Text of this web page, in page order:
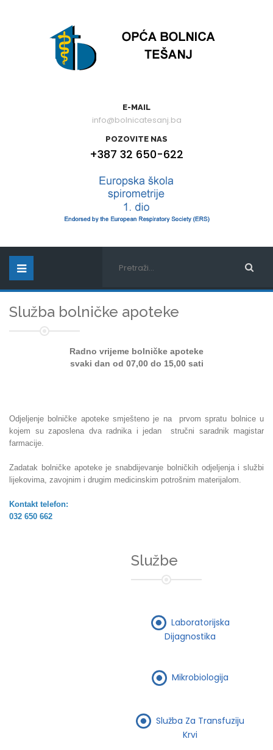
E-MAIL
info@bolnicatesanj.ba
POZOVITE NAS
+387 32 650-622
Služba bolničke apoteke
Radno vrijeme bolničke apoteke
svaki dan od 07,00 do 15,00 sati
Odjeljenje bolničke apoteke smješteno je na prvom spratu bolnice u
kojem su zaposlena dva radnikai jedan stručni saradnik magistar
farmacije.
Zadatak bolničke apoteke je snabdijevanje bolničkih odjeljenja i službi
lijekovima, zavojnim i drugim medicinskim potrošnim materijalom.
Kontakt telefon:
032 650 662
Službe
Laboratorijska
Dijagnostika
Mikrobiologija
Služba Za Transfuziju
Krvi